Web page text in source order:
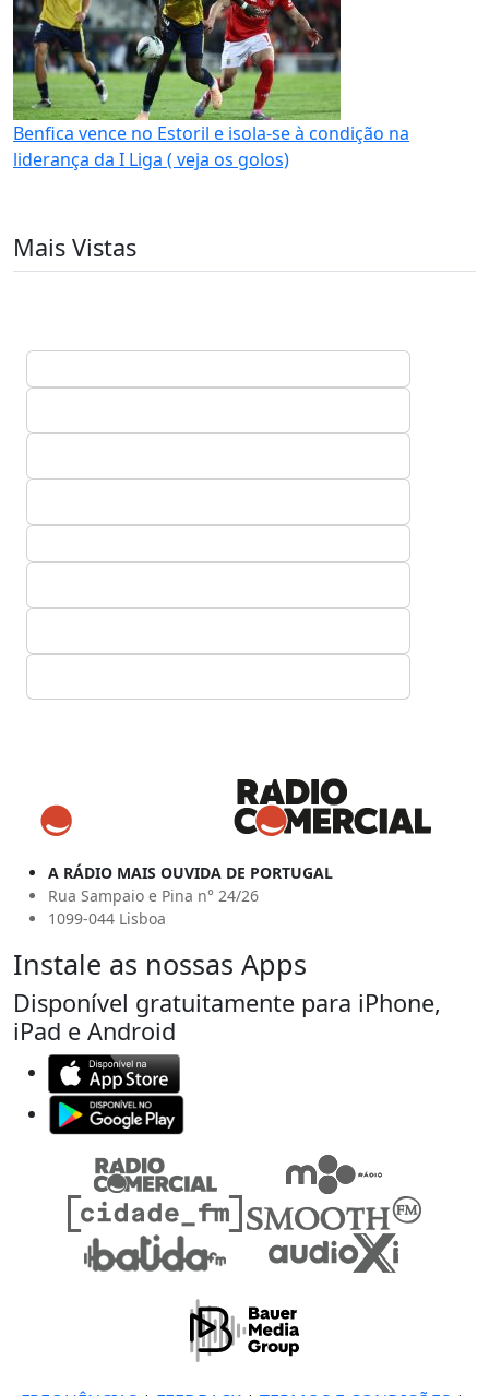
Benfica vence no Estoril e isola-se à condição na
liderança da I Liga ( veja os golos)
Mais Vistas
A RÁDIO MAIS OUVIDA DE PORTUGAL
Rua Sampaio e Pina n° 24/26
1099-044 Lisboa
Instale as nossas Apps
Disponível gratuitamente para iPhone,
iPad e Android